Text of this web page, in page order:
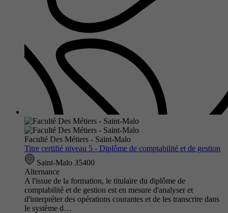
Faculté Des Métiers - Saint-Malo
Titre certifié niveau 5 - Diplôme de comptabilité et de gestion
Saint-Malo 35400
Alternance
A l'issue de la formation, le titulaire du diplôme de
comptabilité et de gestion est en mesure d'analyser et
d'interpréter des opérations courantes et de les transcrire dans
le système d…